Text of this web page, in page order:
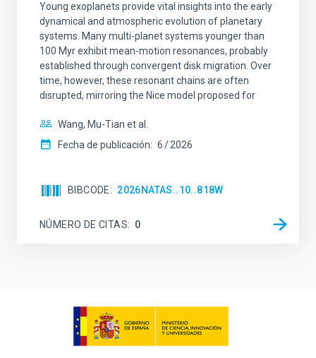
Young exoplanets provide vital insights into the early
dynamical and atmospheric evolution of planetary
systems. Many multi-planet systems younger than
100 Myr exhibit mean-motion resonances, probably
established through convergent disk migration. Over
time, however, these resonant chains are often
disrupted, mirroring the Nice model proposed for
Wang, Mu-Tian et al.
Fecha de publicación: 6 2026
BIBCODE 2026NATAS..10..818W
NÚMERO DE CITAS 0